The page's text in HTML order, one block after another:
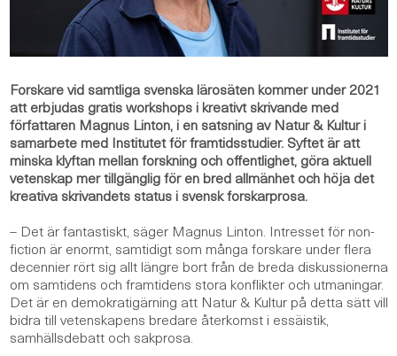
Forskare vid samtliga svenska lärosäten kommer under 2021
att erbjudas gratis workshops i kreativt skrivande med
författaren Magnus Linton, i en satsning av Natur & Kultur i
samarbete med Institutet för framtidsstudier. Syftet är att
minska klyftan mellan forskning och offentlighet, göra aktuell
vetenskap mer tillgänglig för en bred allmänhet och höja det
kreativa skrivandets status i svensk forskarprosa.
– Det är fantastiskt, säger Magnus Linton. Intresset för non-
fiction är enormt, samtidigt som många forskare under flera
decennier rört sig allt längre bort från de breda diskussionerna
om samtidens och framtidens stora konflikter och utmaningar.
Det är en demokratigärning att Natur & Kultur på detta sätt vill
bidra till vetenskapens bredare återkomst i essäistik,
samhällsdebatt och sakprosa.